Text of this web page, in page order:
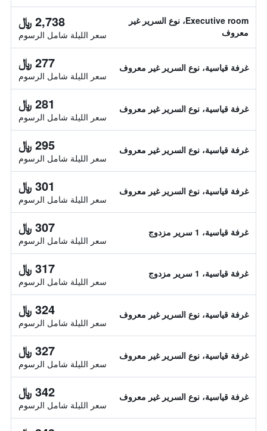
Executive room، نوع السرير غير
معروف
2,738 ﷼
سعر الليلة شامل الرسوم
غرفة قياسية، نوع السرير غير معروف 277 ﷼
سعر الليلة شامل الرسوم
غرفة قياسية، نوع السرير غير معروف 281 ﷼
سعر الليلة شامل الرسوم
غرفة قياسية، نوع السرير غير معروف 295 ﷼
سعر الليلة شامل الرسوم
غرفة قياسية، نوع السرير غير معروف 301 ﷼
سعر الليلة شامل الرسوم
غرفة قياسية، 1 سرير مزدوج 307 ﷼
سعر الليلة شامل الرسوم
غرفة قياسية، 1 سرير مزدوج 317 ﷼
سعر الليلة شامل الرسوم
غرفة قياسية، نوع السرير غير معروف 324 ﷼
سعر الليلة شامل الرسوم
غرفة قياسية، نوع السرير غير معروف 327 ﷼
سعر الليلة شامل الرسوم
غرفة قياسية، نوع السرير غير معروف 342 ﷼
سعر الليلة شامل الرسوم